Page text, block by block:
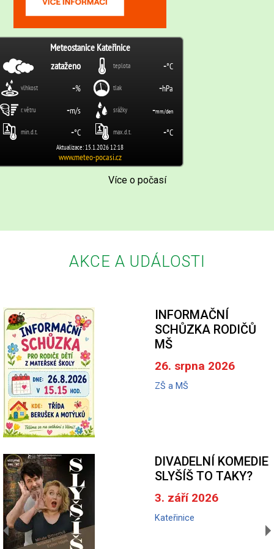
Více o počasí
AKCE A UDÁLOSTI
INFORMAČNÍ
SCHŮZKA RODIČŮ
MŠ
26. srpna 2026
ZŠ a MŠ
DIVADELNÍ KOMEDIE
SLYŠÍŠ TO TAKY?
3. září 2026
Kateřinice